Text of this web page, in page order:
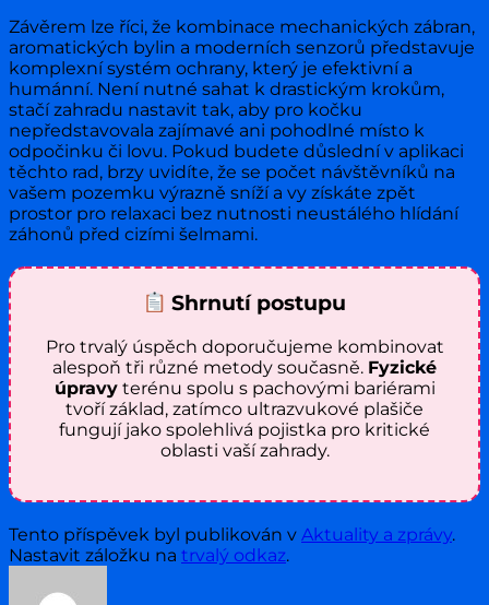
Závěrem lze říci, že kombinace mechanických zábran,
aromatických bylin a moderních senzorů představuje
komplexní systém ochrany, který je efektivní a
humánní. Není nutné sahat k drastickým krokům,
stačí zahradu nastavit tak, aby pro kočku
nepředstavovala zajímavé ani pohodlné místo k
odpočinku či lovu. Pokud budete důslední v aplikaci
těchto rad, brzy uvidíte, že se počet návštěvníků na
vašem pozemku výrazně sníží a vy získáte zpět
prostor pro relaxaci bez nutnosti neustálého hlídání
záhonů před cizími šelmami.
Shrnutí postupu
Pro trvalý úspěch doporučujeme kombinovat
alespoň tři různé metody současně. Fyzické
úpravyterénu spolu s pachovými bariérami
tvoří základ, zatímco ultrazvukové plašiče
fungují jako spolehlivá pojistka pro kritické
oblasti vaší zahrady.
Tento příspěvek byl publikován v Aktuality a zprávy.
Nastavit záložku na trvalý odkaz.